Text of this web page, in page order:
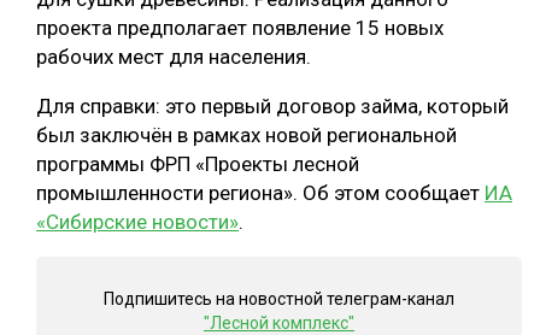
проекта предполагает появление 15 новых
рабочих мест для населения.
Для справки: это первый договор займа, который
был заключён в рамках новой региональной
программы ФРП «Проекты лесной
промышленности региона». Об этом сообщает ИА
«Сибирские новости».
Подпишитесь на новостной телеграм-канал
"Лесной комплекс"